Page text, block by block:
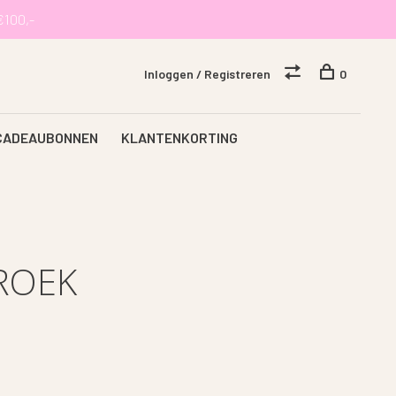
KLANTENKORTING
Inloggen / Registreren 0